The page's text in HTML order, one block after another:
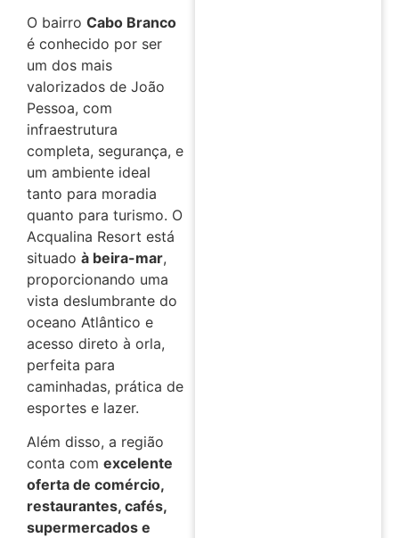
O bairro Cabo Branco
é conhecido por ser
um dos mais
valorizados de João
Pessoa, com
infraestrutura
completa, segurança, e
um ambiente ideal
tanto para moradia
quanto para turismo. O
Acqualina Resort está
situado à beira-mar,
proporcionando uma
vista deslumbrante do
oceano Atlântico e
acesso direto à orla,
perfeita para
caminhadas, prática de
esportes e lazer.
Além disso, a região
conta com excelente
oferta de comércio,
restaurantes, cafés,
supermercados e